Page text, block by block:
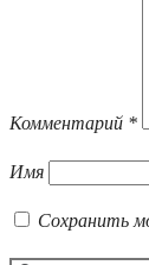
Комментарий *
Имя
Сохранить